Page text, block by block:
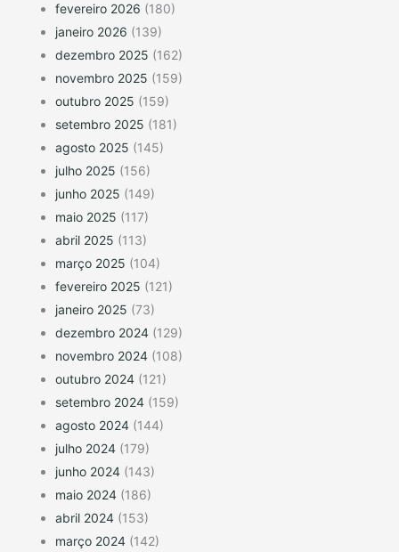
fevereiro 2026 (180)
janeiro 2026 (139)
dezembro 2025 (162)
novembro 2025 (159)
outubro 2025 (159)
setembro 2025 (181)
agosto 2025 (145)
julho 2025 (156)
junho 2025 (149)
maio 2025 (117)
abril 2025 (113)
março 2025 (104)
fevereiro 2025 (121)
janeiro 2025 (73)
dezembro 2024 (129)
novembro 2024 (108)
outubro 2024 (121)
setembro 2024 (159)
agosto 2024 (144)
julho 2024 (179)
junho 2024 (143)
maio 2024 (186)
abril 2024 (153)
março 2024 (142)